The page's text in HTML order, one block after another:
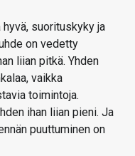
suorituskyky ja
on vedetty
liian pitkä. Yhden
vaikka
toimintoja.
ihan liian pieni. Ja
puuttuminen on